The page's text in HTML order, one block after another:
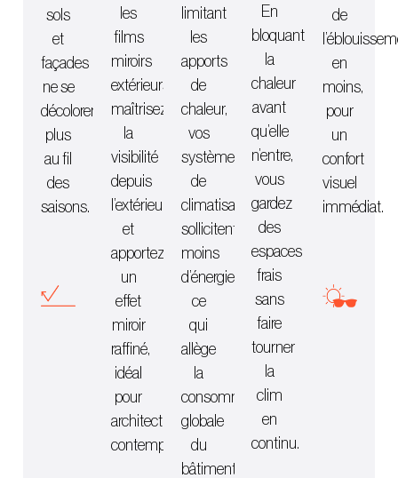
sols
et
façades
ne se
décolorent
plus
au fil
des
saisons.
les
films
miroirs
extérieurs,
maîtrisez
la
visibilité
depuis
l’extérieur
et
apportez
un
effet
miroir
raffiné,
idéal
pour
architecture
contemporaine.
limitant
les
apports
de
chaleur,
vos
systèmes
de
climatisation
sollicitent
moins
d’énergie,
ce
qui
allège
la
consommation
globale
du
bâtiment.
En
bloquant
la
chaleur
avant
qu’elle
n’entre,
vous
gardez
des
espaces
frais
sans
faire
tourner
la
clim
en
continu.
de
en
moins,
pour
un
confort
visuel
immédiat.